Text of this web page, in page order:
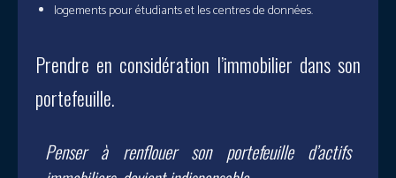
logements pour étudiants et les centres de données.
Prendre en considération l’immobilier dans son
portefeuille.
Penser à renflouer son portefeuille d’actifs